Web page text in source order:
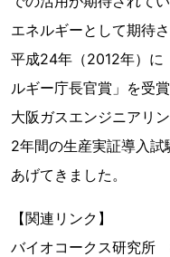
エネルギーとして期待さ
平成24年（2012年）に
ルギー庁長官賞」を受
大阪ガスエンジニアリ
2年間の生産実証導入
あげてきました。
【関連リンク】
バイオコークス研究